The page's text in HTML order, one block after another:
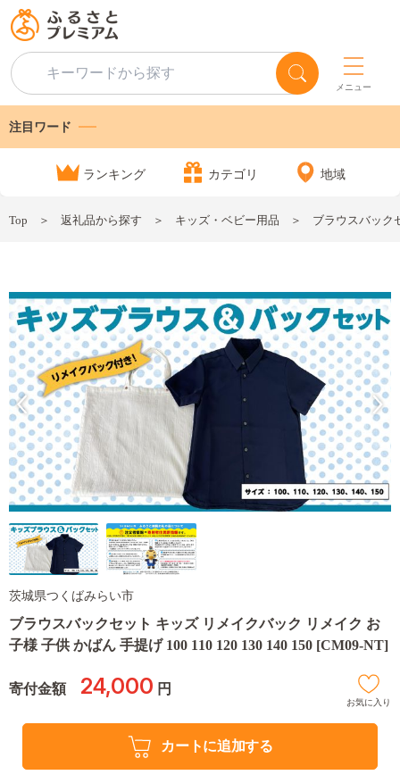
メニュー
注目ワード
ランキング カテゴリ 地域
Top 返礼品から探す キッズ・ベビー用品 ブラウスバック
茨城県つくばみらい市
ブラウスバックセット キッズ リメイクバック リメイク お
子様 子供 かばん 手提げ 100 110 120 130 140 150 [CM09-NT]
寄付金額 24,000 円
お気に入り
カートに追加する